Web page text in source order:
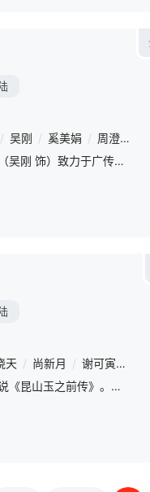
/ 吴刚 / 奚美娟 / 周澄奥
中医药大学教授任新正（吴刚 饰）致力于广传中医，他辞职创办中医传承班，希望培养出真正能将中医之道传承下去的接班人。混不吝孙头头（赵露思 饰）也意外加入师承班，与任新正的儿子任天真（罗一舟 饰）水火不容
天 / 尚新月 / 谢可寅 /
该剧改编自谈天音的小说《昆山玉之前传》。合浦采珠奴端午（赵露思 饰）历经万难逃出吃人的珠场，邂逅了西域商人燕子京（刘宇宁 饰）和谦谦君子张晋然（唐晓天 饰）。她加入燕氏商队，一路摸爬滚打，璀璨的珠宝世